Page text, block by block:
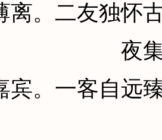
离。二友独怀
夜
宾。一客自远